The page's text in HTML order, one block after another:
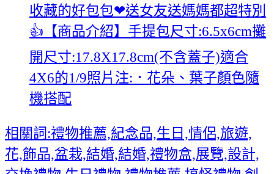
收藏的好包包❤送女友送媽媽都超特別
👍【商品介紹】手提包尺寸:6.5x6cm攤
開尺寸:17.8X17.8cm(不含蓋子)適合
4X6的1/9照片注:．花朵、葉子顏色隨
機搭配
相關詞:禮物推薦,紀念品,生日,情侶,旅遊,
花,飾品,盆栽,結婚,結婚,禮物盒,展覽,設計,